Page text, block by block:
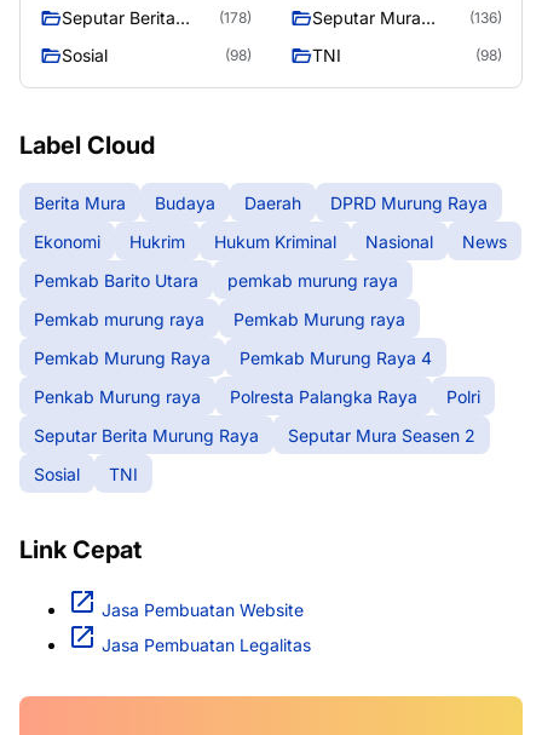
Seputar Berita
(178)
Seputar Mura
(136)
Sosial (98) TNI (98)
Label Cloud
Berita Mura Budaya Daerah
DPRD Murung Raya
Ekonomi
Hukrim Hukum Kriminal Nasional
News
Pemkab Barito Utara
pemkab murung raya
Pemkab murung raya
Pemkab Murung raya
Pemkab Murung Raya
Pemkab Murung Raya 4
Penkab Murung raya
Polresta Palangka Raya
Polri
Seputar Berita Murung Raya
Seputar Mura Seasen 2
Sosial
TNI
Link Cepat
Jasa Pembuatan Website
Jasa Pembuatan Legalitas